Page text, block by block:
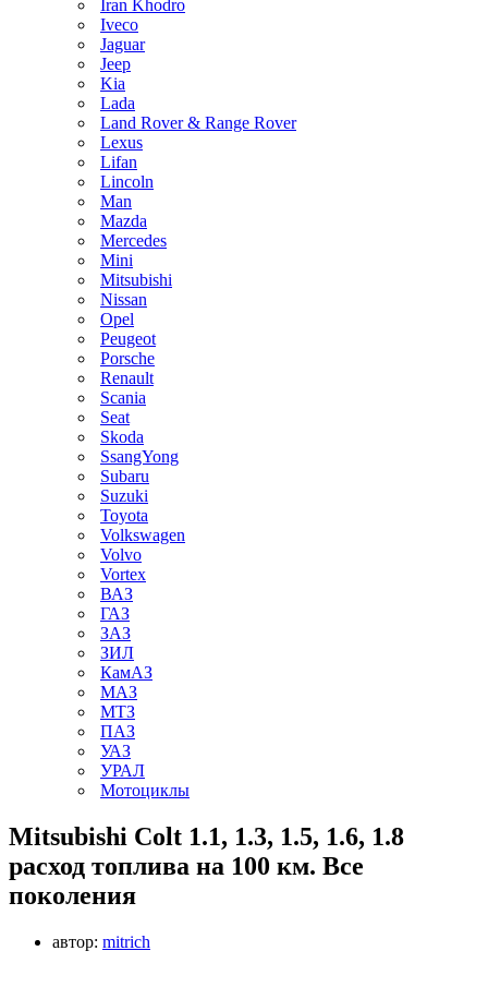
Iran Khodro
Iveco
Jaguar
Jeep
Kia
Lada
Land Rover & Range Rover
Lexus
Lifan
Lincoln
Man
Mazda
Mercedes
Mini
Mitsubishi
Nissan
Opel
Peugeot
Porsche
Renault
Scania
Seat
Skoda
SsangYong
Subaru
Suzuki
Toyota
Volkswagen
Volvo
Vortex
ВАЗ
ГАЗ
ЗАЗ
ЗИЛ
КамАЗ
МАЗ
МТЗ
ПАЗ
УАЗ
УРАЛ
Мотоциклы
Mitsubishi Colt 1.1, 1.3, 1.5, 1.6, 1.8
расход топлива на 100 км. Все
поколения
автор: mitrich